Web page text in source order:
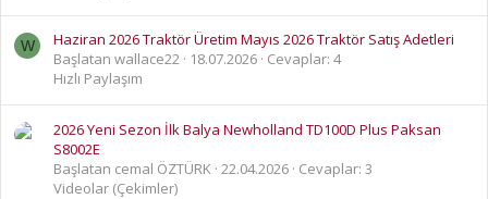
W
Haziran 2026 Traktör Üretim Mayıs 2026 Traktör Satış Adetleri
Başlatan wallace22
18.07.2026 Cevaplar: 4
Hızlı Paylaşım
2026 Yeni Sezon İlk Balya Newholland TD100D Plus Paksan
S8002E
Başlatan cemal ÖZTÜRK 22.04.2026 Cevaplar: 3
Videolar (Çekimler)